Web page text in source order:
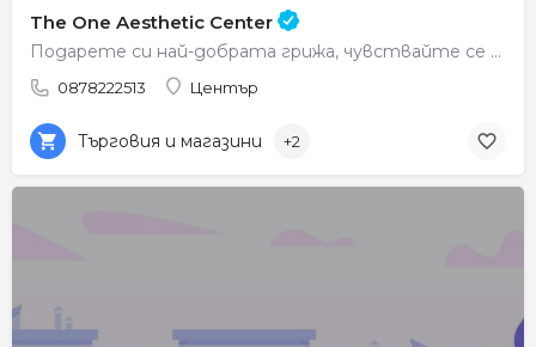
The One Aesthetic Center
Подарете си най-добрата грижа, чувствайте се красиви всеки ден.
0878222513 Център
Търговия и магазини +2